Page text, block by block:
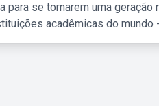
se tornarem uma geração
acadêmicas do mundo